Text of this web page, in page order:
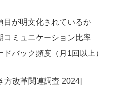
目が明文化されているか
コミュニケーション比率
ドバック頻度（月1回以上）
方改革関連調査 2024]